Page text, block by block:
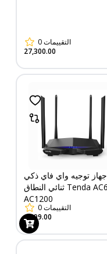
0التقييمات
27,300.00
جهاز توجيه واي فاي ذكي
ثنائي النطاق Tenda AC6 -
AC1200
0التقييمات
1,199.00